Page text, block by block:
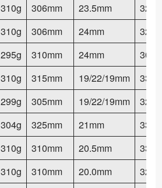
310g 306mm 23.5mm
326g
310g 306mm 24mm
326g
295g 310mm 24mm
308g
310g 315mm 19/22/19mm
335g
299g 305mm 19/22/19mm
320g
304g 325mm 21mm
330g
310g 310mm 20.5mm
333g
310g 310mm 20.0mm
328g